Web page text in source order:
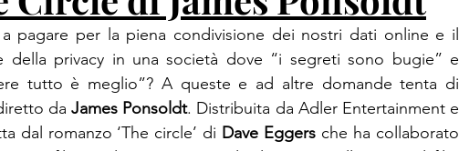
pagare per la piena condivisione dei nostri dati online e il
della privacy in una società dove “i segreti sono bugie” e
tutto è meglio”? A queste e ad altre domande tenta di
da James Ponsoldt. Distribuita da Adler Entertainment e
dal romanzo ‘The circle’ di Dave Eggers che ha collaborato